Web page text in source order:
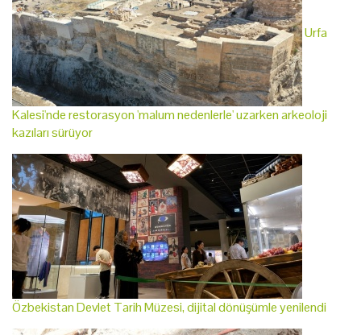
Urfa
Kalesi'nde restorasyon 'malum nedenlerle' uzarken arkeoloji
kazıları sürüyor
Özbekistan Devlet Tarih Müzesi, dijital dönüşümle yenilendi